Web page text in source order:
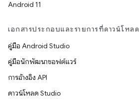
Android 11
เอกสารประกอบและรายการที่ดาวน์โหลด
คู่มือ Android Studio
คู่มือนักพัฒนาซอฟต์แวร์
การอ้างอิง API
ดาวน์โหลด Studio